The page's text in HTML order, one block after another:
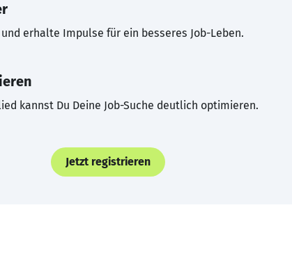
erhalte Impulse für ein besseres Job-Leben.
kannst Du Deine Job-Suche deutlich optimieren.
Jetzt registrieren